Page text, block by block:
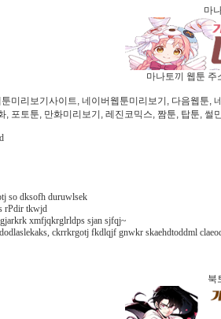
마
마나토끼 웹툰
미리보기사이트, 네이버웹툰미리보기, 다음웹툰,
, 포토툰, 만화미리보기, 레진코믹스, 짬툰, 탑툰, 썰
so dksofh duruwlsek
rPdir tkwjd
xmfjqkrglrldps sjan sjfqj~
ckrrkrgotj fkdlqjf gnwkr skaehdtoddml
북